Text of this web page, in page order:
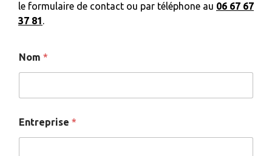
le formulaire de contact ou par téléphone au 06 67 67
37 81.
Nom *
Entreprise *